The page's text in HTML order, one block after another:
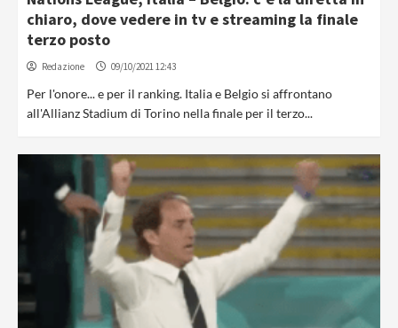
chiaro, dove vedere in tv e streaming la finale
terzo posto
Redazione 09/10/2021 12:43
Per l'onore... e per il ranking. Italia e Belgio si affrontano
all'Allianz Stadium di Torino nella finale per il terzo...